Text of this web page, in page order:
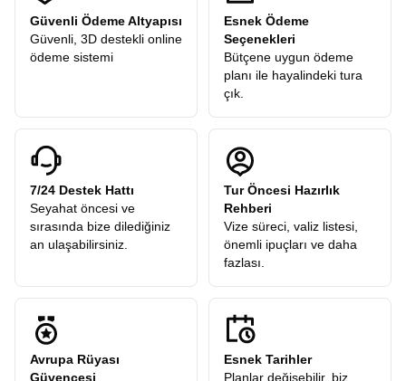
Güvenli Ödeme Altyapısı
Güvenli, 3D destekli online
ödeme sistemi
Esnek Ödeme
Seçenekleri
Bütçene uygun ödeme
planı ile hayalindeki tura
çık.
7/24 Destek Hattı
Seyahat öncesi ve
sırasında bize dilediğiniz
an ulaşabilirsiniz.
Tur Öncesi Hazırlık
Rehberi
Vize süreci, valiz listesi,
önemli ipuçları ve daha
fazlası.
Avrupa Rüyası
Güvencesi
Esnek Tarihler
Planlar değişebilir, biz